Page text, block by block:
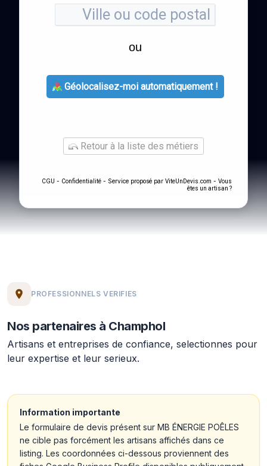
ou
Géolocalisez-moi automatiquement !
Retour à la liste des métiers
CGU - Confidentialité - Service proposé par ViteUnDevis.com - Vous
êtes un artisan ?
PROFESSIONNELS VERIFIES
Nos partenaires à Champhol
Artisans et entreprises de confiance, selectionnes pour
leur expertise et leur serieux.
Information importante
Le formulaire de devis présent sur MB ÉNERGIE POÊLES
ne cible pas forcément les artisans affichés dans ce
listing. Les coordonnées ci-dessous proviennent des